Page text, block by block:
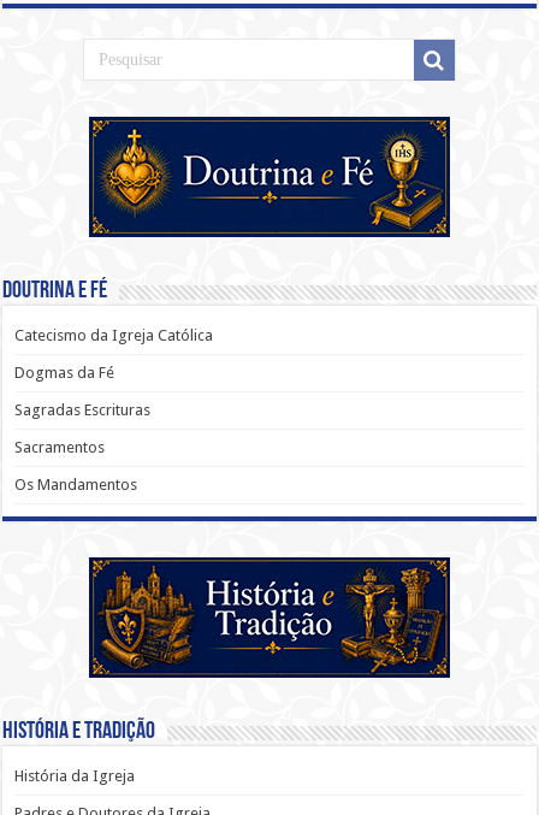
Doutrina e Fé
Catecismo da Igreja Católica
Dogmas da Fé
Sagradas Escrituras
Sacramentos
Os Mandamentos
História e Tradição
História da Igreja